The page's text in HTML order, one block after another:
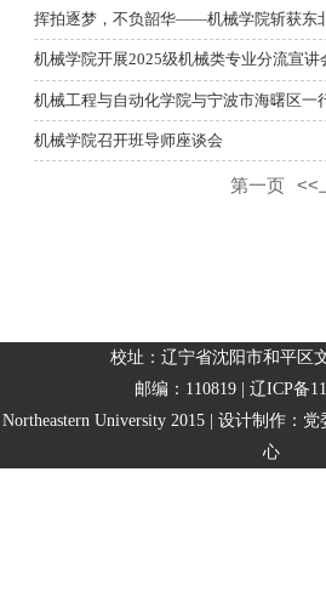
机械学院开展2025级机械类专业分流宣讲
机械工程与自动化学院与宁波市海曙区一
机械学院召开班导师座谈会
第一页 <<
校址：辽宁省沈阳市和平区
邮编：110819 | 辽ICP备
Northeastern University 2015 | 设计制作：
心